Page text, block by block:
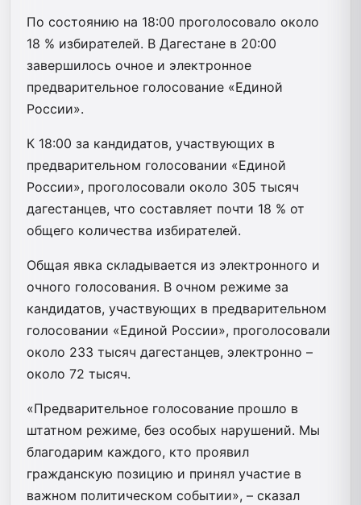
По состоянию на 18:00 проголосовало около
18 % избирателей. В Дагестане в 20:00
завершилось очное и электронное
предварительное голосование «Единой
России».
К 18:00 за кандидатов, участвующих в
предварительном голосовании «Единой
России», проголосовали около 305 тысяч
дагестанцев, что составляет почти 18 % от
общего количества избирателей.
Общая явка складывается из электронного и
очного голосования. В очном режиме за
кандидатов, участвующих в предварительном
голосовании «Единой России», проголосовали
около 233 тысяч дагестанцев, электронно –
около 72 тысяч.
«Предварительное голосование прошло в
штатном режиме, без особых нарушений. Мы
благодарим каждого, кто проявил
гражданскую позицию и принял участие в
важном политическом событии», – сказал